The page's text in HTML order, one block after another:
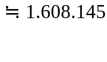
≒ 1.608.145